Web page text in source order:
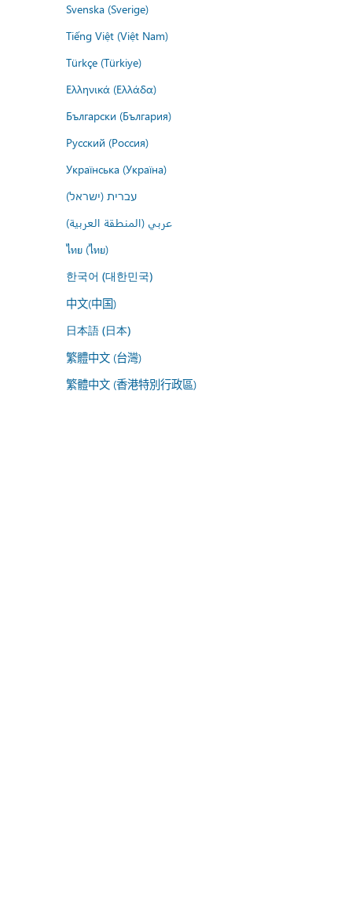
Svenska (Sverige)
Tiếng Việt (Việt Nam)
Türkçe (Türkiye)
Ελληνικά (Ελλάδα)
Български (България)
Русский (Россия)
Українська (Україна)
עברית (ישראל)
عربي (المنطقة العربية)
ไทย (ไทย)
한국어 (대한민국)
中文(中国)
日本語 (日本)
繁體中文 (台灣)
繁體中文 (香港特別行政區)